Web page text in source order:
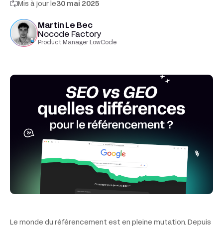
Mis à jour le30 mai 2025
Martin Le Bec
Nocode Factory
Product Manager LowCode
Le monde du référencement est en pleine mutation. Depuis